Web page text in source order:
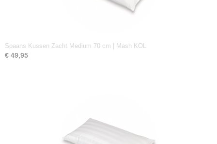
Spaans Kussen Zacht Medium 70 cm | Mash KOL
€ 49,95